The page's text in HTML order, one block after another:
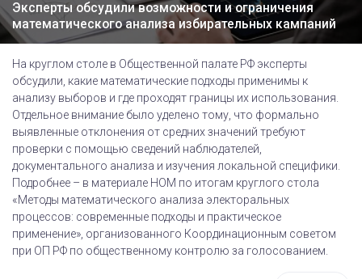
Эксперты обсудили возможности и ограничения
математического анализа избирательных кампаний
На круглом столе в Общественной палате РФ эксперты
обсудили, какие математические подходы применимы к
анализу выборов и где проходят границы их использования.
Отдельное внимание было уделено тому, что формально
выявленные отклонения от средних значений требуют
проверки с помощью сведений наблюдателей,
документального анализа и изучения локальной специфики.
Подробнее – в материале НОМ по итогам круглого стола
«Методы математического анализа электоральных
процессов: современные подходы и практическое
применение», организованного Координационным советом
при ОП РФ по общественному контролю за голосованием.